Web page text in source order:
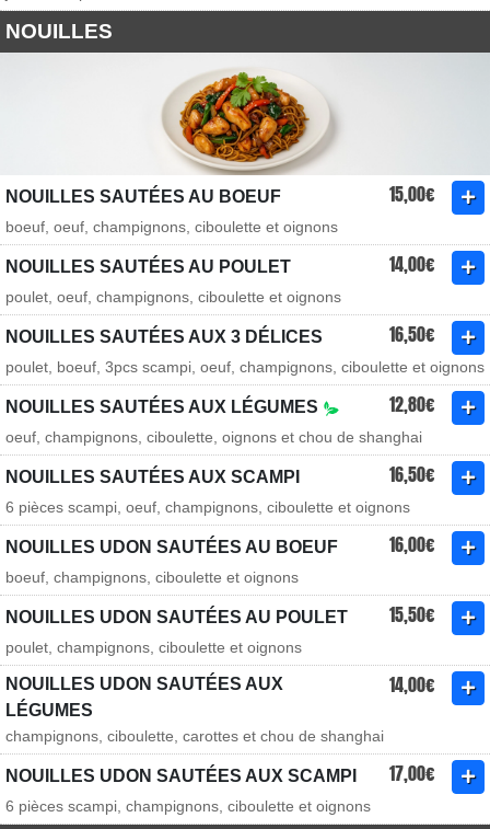
NOUILLES
NOUILLES SAUTÉES AU BOEUF 15,00€
boeuf, oeuf, champignons, ciboulette et oignons
NOUILLES SAUTÉES AU POULET 14,00€
poulet, oeuf, champignons, ciboulette et oignons
NOUILLES SAUTÉES AUX 3 DÉLICES 16,50€
poulet, boeuf, 3pcs scampi, oeuf, champignons, ciboulette et oignons
NOUILLES SAUTÉES AUX LÉGUMES 12,80€
oeuf, champignons, ciboulette, oignons et chou de shanghai
NOUILLES SAUTÉES AUX SCAMPI 16,50€
6 pièces scampi, oeuf, champignons, ciboulette et oignons
NOUILLES UDON SAUTÉES AU BOEUF 16,00€
boeuf, champignons, ciboulette et oignons
NOUILLES UDON SAUTÉES AU POULET 15,50€
poulet, champignons, ciboulette et oignons
NOUILLES UDON SAUTÉES AUX
LÉGUMES
14,00€
champignons, ciboulette, carottes et chou de shanghai
NOUILLES UDON SAUTÉES AUX SCAMPI 17,00€
6 pièces scampi, champignons, ciboulette et oignons